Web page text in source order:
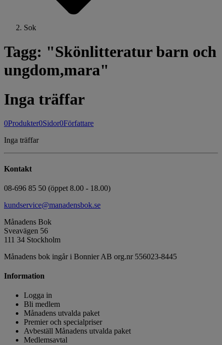
Sok
Tagg: "Skönlitteratur barn och
ungdom,mara"
Inga träffar
0Produkter0Sidor0Författare
Inga träffar
Kontakt
08-696 85 50 (öppet 8.00 - 18.00)
kundservice@manadensbok.se
Månadens Bok
Sveavägen 56
111 34 Stockholm
Månadens bok ingår i Bonnier AB org.nr 556023-8445
Information
Logga in
Bli medlem
Månadens utvalda paket
Premier och specialpriser
Avbeställ Månadens utvalda paket
Medlemsavtal